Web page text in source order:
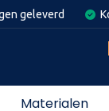
geleverd
Materialen